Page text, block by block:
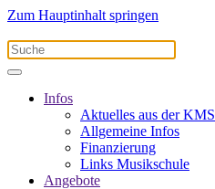
Zum Hauptinhalt springen
Infos
Aktuelles aus der KMS
Allgemeine Infos
Finanzierung
Links Musikschule
Angebote